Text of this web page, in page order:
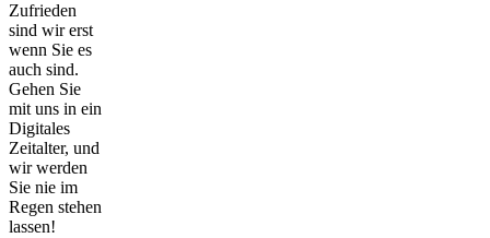
Zufrieden
sind wir erst
wenn Sie es
auch sind.
Gehen Sie
mit uns in ein
Digitales
Zeitalter, und
wir werden
Sie nie im
Regen stehen
lassen!